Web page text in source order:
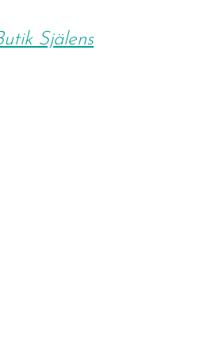
Själens